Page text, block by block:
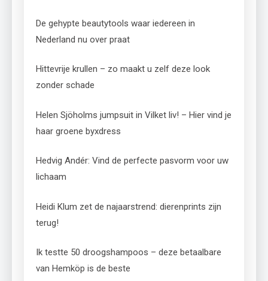
De gehypte beautytools waar iedereen in
Nederland nu over praat
Hittevrije krullen – zo maakt u zelf deze look
zonder schade
Helen Sjöholms jumpsuit in Vilket liv! – Hier vind je
haar groene byxdress
Hedvig Andér: Vind de perfecte pasvorm voor uw
lichaam
Heidi Klum zet de najaarstrend: dierenprints zijn
terug!
Ik testte 50 droogshampoos – deze betaalbare
van Hemköp is de beste